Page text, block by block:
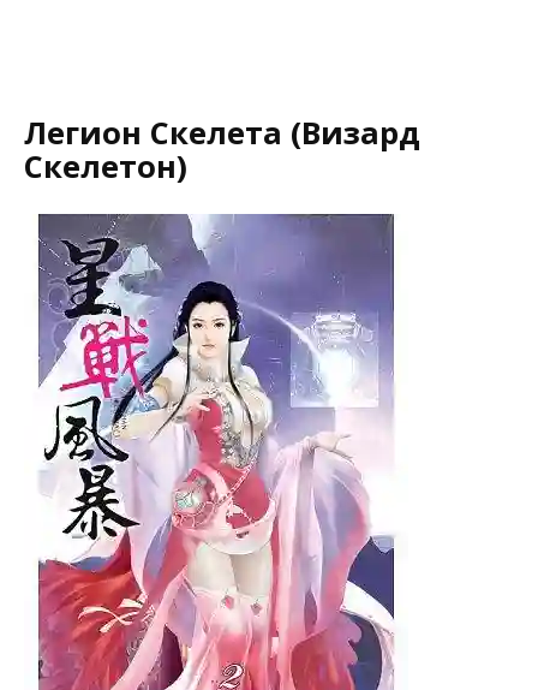
Легион Скелета (Визард
Скелетон)